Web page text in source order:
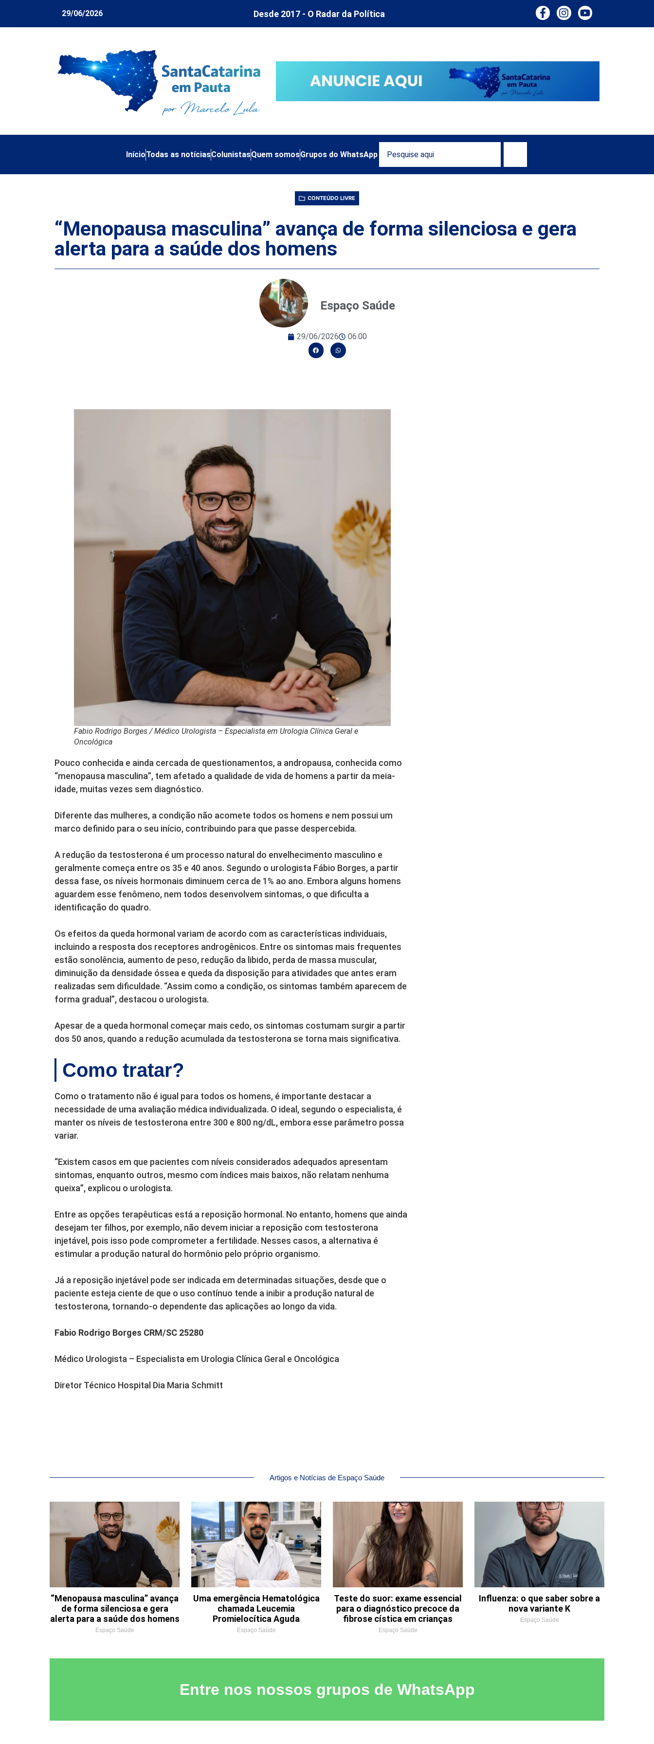
29/06/2026 Desde 2017 - O Radar da Política
InícioTodas as notíciasColunistasQuem somosGrupos do WhatsApp
CONTEÚDO LIVRE
“Menopausa masculina” avança de forma silenciosa e gera
alerta para a saúde dos homens
Espaço Saúde
29/06/2026 06:00
Fabio Rodrigo Borges / Médico Urologista – Especialista em Urologia Clínica Geral e
Oncológica
Pouco conhecida e ainda cercada de questionamentos, a andropausa, conhecida como
“menopausa masculina”, tem afetado a qualidade de vida de homens a partir da meia-
idade, muitas vezes sem diagnóstico.
Diferente das mulheres, a condição não acomete todos os homens e nem possui um
marco definido para o seu início, contribuindo para que passe despercebida.
A redução da testosterona é um processo natural do envelhecimento masculino e
geralmente começa entre os 35 e 40 anos. Segundo o urologista Fábio Borges, a partir
dessa fase, os níveis hormonais diminuem cerca de 1% ao ano. Embora alguns homens
aguardem esse fenômeno, nem todos desenvolvem sintomas, o que dificulta a
identificação do quadro.
Os efeitos da queda hormonal variam de acordo com as características individuais,
incluindo a resposta dos receptores androgênicos. Entre os sintomas mais frequentes
estão sonolência, aumento de peso, redução da libido, perda de massa muscular,
diminuição da densidade óssea e queda da disposição para atividades que antes eram
realizadas sem dificuldade. “Assim como a condição, os sintomas também aparecem de
forma gradual”, destacou o urologista.
Apesar de a queda hormonal começar mais cedo, os sintomas costumam surgir a partir
dos 50 anos, quando a redução acumulada da testosterona se torna mais significativa.
Como tratar?
Como o tratamento não é igual para todos os homens, é importante destacar a
necessidade de uma avaliação médica individualizada. O ideal, segundo o especialista, é
manter os níveis de testosterona entre 300 e 800 ng/dL, embora esse parâmetro possa
variar.
“Existem casos em que pacientes com níveis considerados adequados apresentam
sintomas, enquanto outros, mesmo com índices mais baixos, não relatam nenhuma
queixa”, explicou o urologista.
Entre as opções terapêuticas está a reposição hormonal. No entanto, homens que ainda
desejam ter filhos, por exemplo, não devem iniciar a reposição com testosterona
injetável, pois isso pode comprometer a fertilidade. Nesses casos, a alternativa é
estimular a produção natural do hormônio pelo próprio organismo.
Já a reposição injetável pode ser indicada em determinadas situações, desde que o
paciente esteja ciente de que o uso contínuo tende a inibir a produção natural de
testosterona, tornando-o dependente das aplicações ao longo da vida.
Fabio Rodrigo Borges CRM/SC 25280
Médico Urologista – Especialista em Urologia Clínica Geral e Oncológica
Diretor Técnico Hospital Dia Maria Schmitt
Artigos e Notícias de Espaço Saúde
“Menopausa masculina” avança
de forma silenciosa e gera
alerta para a saúde dos homens
Espaço Saúde
Uma emergência Hematológica
chamada Leucemia
Promielocítica Aguda
Espaço Saúde
Teste do suor: exame essencial
para o diagnóstico precoce da
fibrose cística em crianças
Espaço Saúde
Influenza: o que saber sobre a
nova variante K
Espaço Saúde
Entre nos nossos grupos de WhatsApp